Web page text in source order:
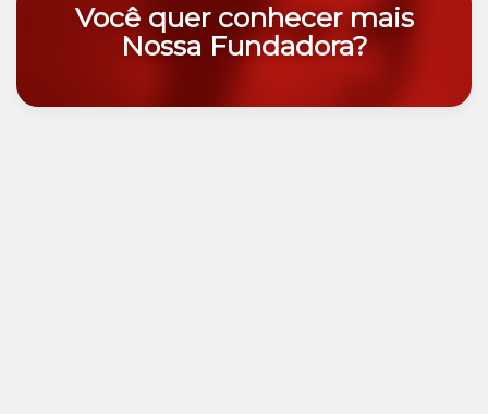
Você quer conhecer mais
Nossa Fundadora?